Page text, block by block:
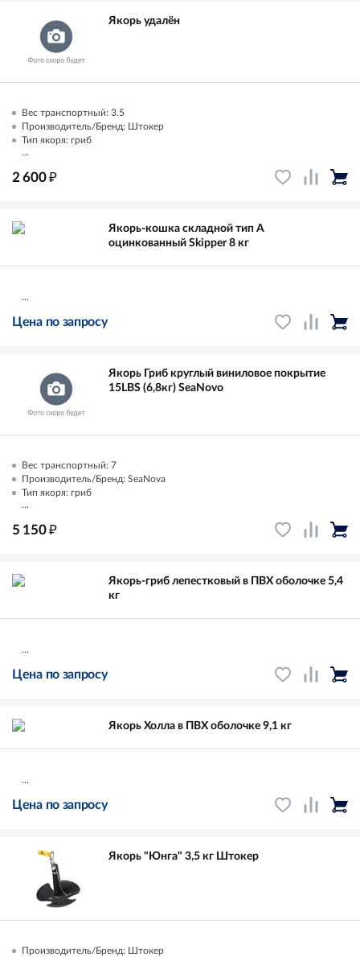
Якорь удалён
Вес транспортный: 3.5
Производитель/Бренд: Штокер
Тип якоря: гриб
...
2 600₽
Якорь-кошка складной тип A
оцинкованный Skipper 8 кг
...
Цена по запросу
Якорь Гриб круглый виниловое покрытие
15LBS (6,8кг) SeaNovo
Вес транспортный: 7
Производитель/Бренд: SeaNova
Тип якоря: гриб
...
5 150₽
Якорь-гриб лепестковый в ПВХ оболочке 5,4
кг
...
Цена по запросу
Якорь Холла в ПВХ оболочке 9,1 кг
...
Цена по запросу
Якорь "Юнга" 3,5 кг Штокер
Производитель/Бренд: Штокер